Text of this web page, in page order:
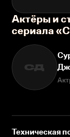
Актёры и
сериала
СД
Техническая